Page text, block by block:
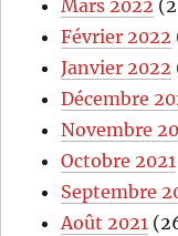
Mars 2022
Février 2022
Janvier 2022
Décembre
Novembre
Octobre 2021
Septembre
Août 2021